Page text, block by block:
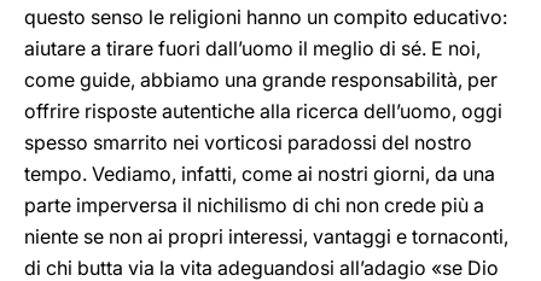
questo senso le religioni hanno un compito educativo:
aiutare a tirare fuori dall’uomo il meglio di sé. E noi,
come guide, abbiamo una grande responsabilità, per
offrire risposte autentiche alla ricerca dell’uomo, oggi
spesso smarrito nei vorticosi paradossi del nostro
tempo. Vediamo, infatti, come ai nostri giorni, da una
parte imperversa il nichilismo di chi non crede più a
niente se non ai propri interessi, vantaggi e tornaconti,
di chi butta via la vita adeguandosi all’adagio «se Dio